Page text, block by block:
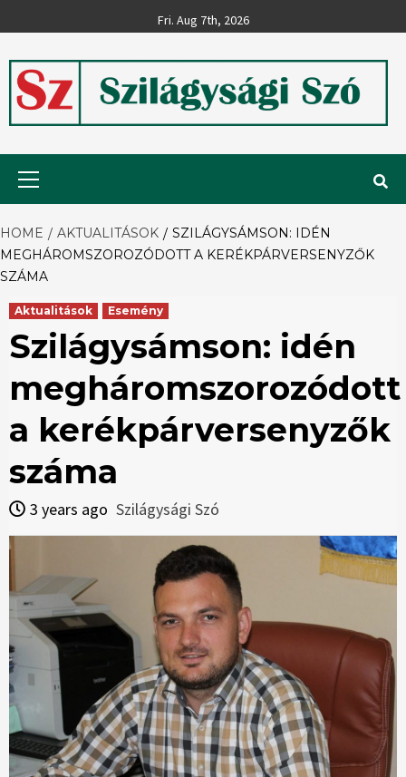
to
Fri. Aug 7th, 2026
Szilágysági
Szó
HOME AKTUALITÁSOK
SZILÁGYSÁMSON: IDÉN
MEGHÁROMSZOROZÓDOTT A KERÉKPÁRVERSENYZŐK
SZÁMA
Aktualitások Esemény
Szilágysámson: idén
megháromszorozódott
a kerékpárversenyzők
száma
3 years ago Szilágysági Szó